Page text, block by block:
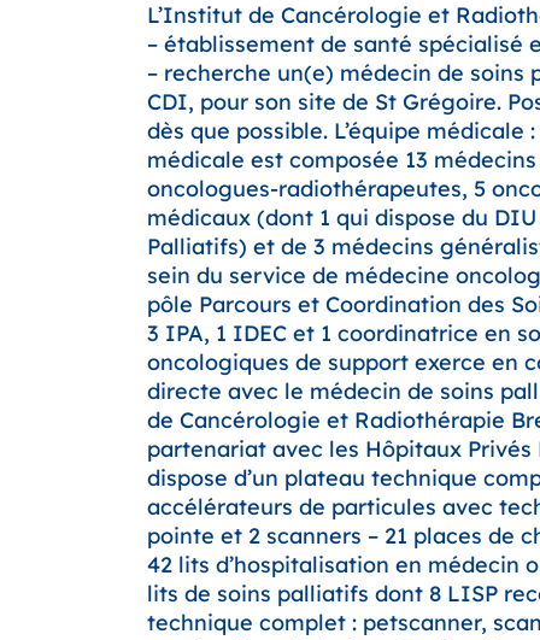
L’Institut de Cancérologie et
– établissement de santé spécialisé
– recherche un(e) médecin de soins
CDI, pour son site de St Grégoire.
dès que possible. L’équipe médicale :
médicale est composée 13
oncologues-radiothérapeutes, 5
médicaux (dont 1 qui dispose du
Palliatifs) et de 3 médecins
sein du service de médecine
pôle Parcours et Coordination des
3 IPA, 1 IDEC et 1 coordinatrice en
oncologiques de support exerce en
directe avec le médecin de soins
de Cancérologie et Radiothérapie
partenariat avec les Hôpitaux Privés
dispose d’un plateau technique
accélérateurs de particules avec
pointe et 2 scanners – 21 places de
42 lits d’hospitalisation en médecin
lits de soins palliatifs dont 8 LISP
technique complet : petscanner,